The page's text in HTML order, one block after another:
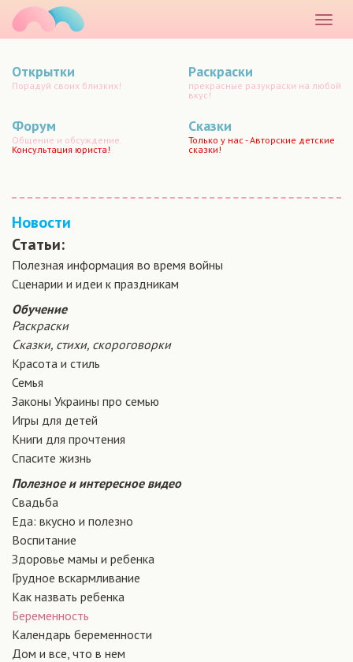
меню
Открытки
Порадуй своих близких!
Раскраски
прекрасные разукраски на любой
вкус!
Форум
Общение и обсуждение.
Консультация юриста!
Сказки
Только у нас - Авторские детские
сказки!
Новости
Статьи:
Полезная информация во время войны
Сценарии и идеи к праздникам
Обучение
Раскраски
Сказки, стихи, скороговорки
Красота и стиль
Семья
Законы Украины про семью
Игры для детей
Книги для прочтения
Спасите жизнь
Полезное и интересное видео
Свадьба
Еда: вкусно и полезно
Воспитание
Здоровье мамы и ребенка
Грудное вскармливание
Как назвать ребенка
Беременность
Календарь беременности
Дом и все, что в нем